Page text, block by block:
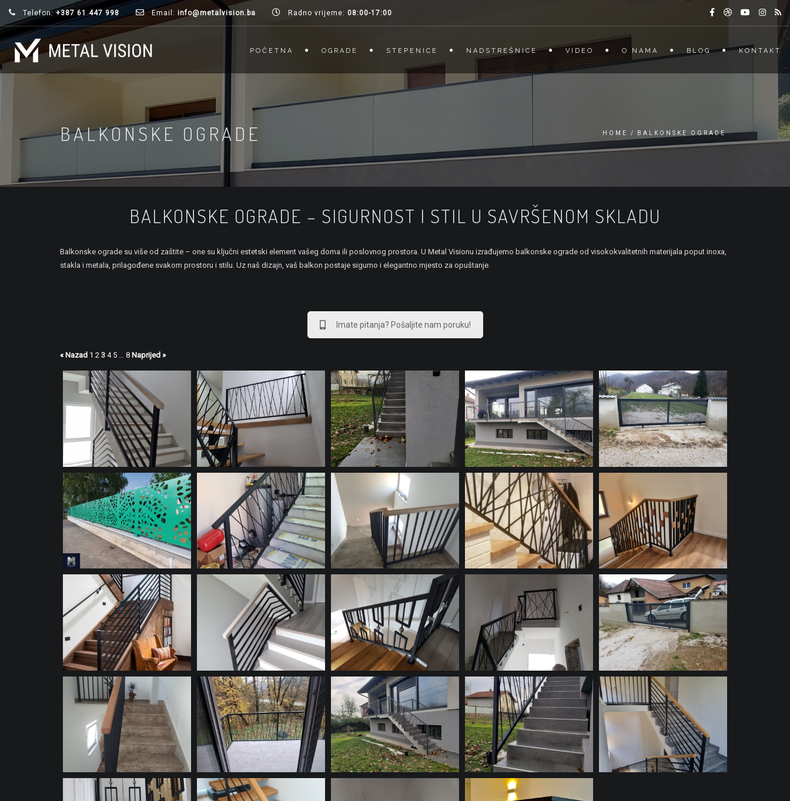
Telefon:+387 61 447 998 Email: info@metalvision.ba Radno vrijeme: 08:00-17:00
POČETNA OGRADE STEPENICE NADSTREŠNICE VIDEO O NAMA BLOG KONTAKT
BALKONSKE OGRADE HOME BALKONSKE OGRADE
BALKONSKE OGRADE – SIGURNOST I STIL U SAVRŠENOM SKLADU
Balkonske ograde su više od zaštite – one su ključni estetski element vašeg doma ili poslovnog prostora. U Metal Visionu izrađujemo balkonske ograde od visokokvalitetnih materijala poput inoxa,
stakla i metala, prilagođene svakom prostoru i stilu. Uz naš dizajn, vaš balkon postaje sigurno i elegantno mjesto za opuštanje.
Imate pitanja? Pošaljite nam poruku!
« Nazad 1 2 3 4 5 … 8 Naprijed »